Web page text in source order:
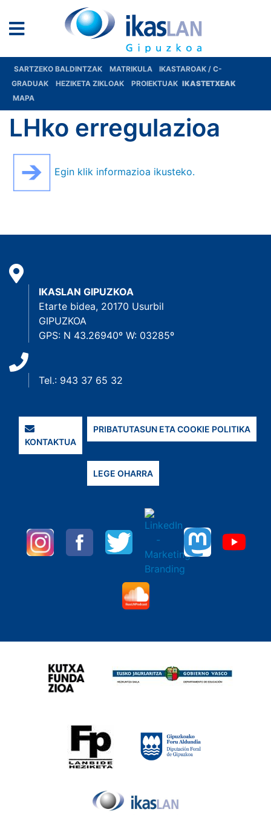
SARTZEKO BALDINTZAK MATRIKULA
IKASTAROAK / C-
GRADUAK
HEZIKETA ZIKLOAK PROIEKTUAK IKASTETXEAK
MAPA
LHko erregulazioa
Egin klik informazioa ikusteko.
IKASLAN GIPUZKOA
Etarte bidea, 20170 Usurbil
GIPUZKOA
GPS: N 43.26940º W: 03285º
Tel.: 943 37 65 32
KONTAKTUA
PRIBATUTASUN ETA COOKIE POLITIKA
LEGE OHARRA